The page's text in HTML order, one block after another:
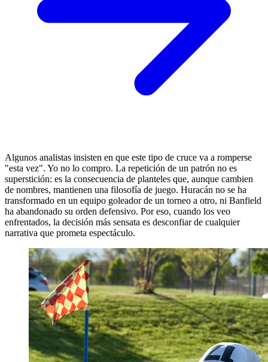
Algunos analistas insisten en que este tipo de cruce va a romperse
"esta vez". Yo no lo compro. La repetición de un patrón no es
superstición: es la consecuencia de planteles que, aunque cambien
de nombres, mantienen una filosofía de juego. Huracán no se ha
transformado en un equipo goleador de un torneo a otro, ni Banfield
ha abandonado su orden defensivo. Por eso, cuando los veo
enfrentados, la decisión más sensata es desconfiar de cualquier
narrativa que prometa espectáculo.